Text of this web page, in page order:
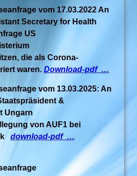
vom 17.03.2022 An
Secretary for Health
US
die als Corona-
waren. Download-pdf …
vom 13.03.2025: An
&
Ungarn
von AUF1 bei
download-pdf …